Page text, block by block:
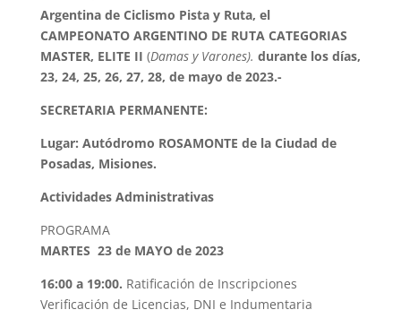
Argentina de Ciclismo Pista y Ruta, el
CAMPEONATO ARGENTINO DE RUTA CATEGORIAS
MASTER, ELITE II (Damas y Varones). durante los días,
23, 24, 25, 26, 27, 28, de mayo de 2023.-
SECRETARIA PERMANENTE:
Lugar: Autódromo ROSAMONTE de la Ciudad de
Posadas, Misiones.
Actividades Administrativas
PROGRAMA
MARTES 23 de MAYO de 2023
16:00 a 19:00. Ratificación de Inscripciones
Verificación de Licencias, DNI e Indumentaria